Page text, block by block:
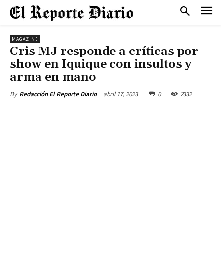
MAGAZINE
Cris MJ responde a críticas por
show en Iquique con insultos y
arma en mano
By Redacción El Reporte Diario abril 17, 2023 0 2332